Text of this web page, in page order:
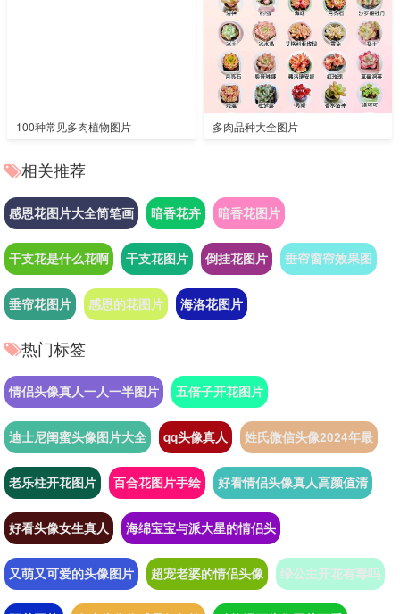
100种常见多肉植物图片 多肉品种大全图片
相关推荐
感恩花图片大全简笔画 暗香花卉 暗香花图片
干支花是什么花啊 干支花图片 倒挂花图片 垂帘窗帘效果图
垂帘花图片 感恩的花图片 海洛花图片
热门标签
情侣头像真人一人一半图片 五倍子开花图片
迪士尼闺蜜头像图片大全 qq头像真人 姓氏微信头像2024年最
老乐柱开花图片 百合花图片手绘 好看情侣头像真人高颜值清
好看头像女生真人 海绵宝宝与派大星的情侣头
又萌又可爱的头像图片 超宠老婆的情侣头像 绿公主开花有毒吗